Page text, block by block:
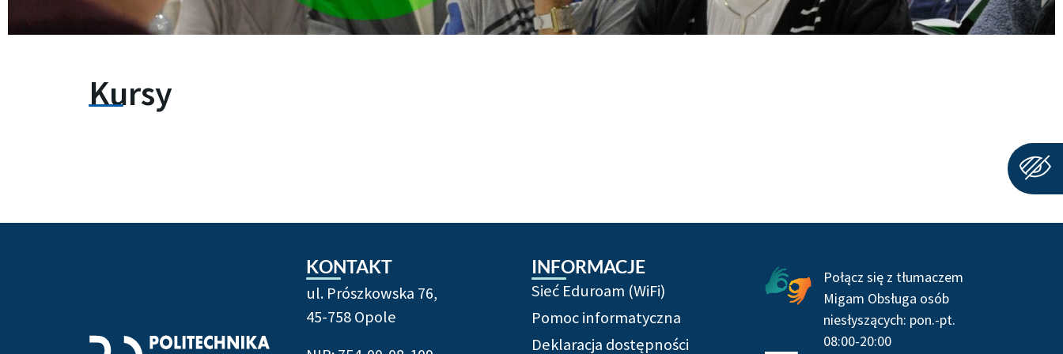
Kursy
KONTAKT
ul. Prószkowska 76,
45-758 Opole
INFORMACJE
Sieć Eduroam (WiFi)
Pomoc informatyczna
Deklaracja dostępności
Połącz się z tłumaczem
Migam Obsługa osób
niesłyszących: pon.-pt.
08:00-20:00